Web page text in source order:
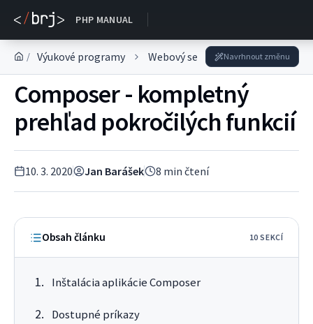
PHP MANUAL
DOKUMENTACE
/ Výukové programy Webový server Správa servera
Navrhnout změnu
Composer - kompletný
prehľad pokročilých funkcií
10. 3. 2020 Jan Barášek 8 min čtení
Obsah článku 10 SEKCÍ
Inštalácia aplikácie Composer
Dostupné príkazy